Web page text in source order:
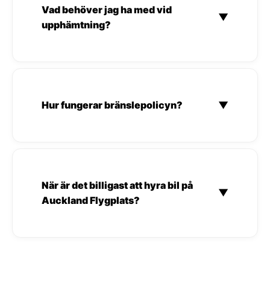
Vad behöver jag ha med vid
upphämtning?
▼
Hur fungerar bränslepolicyn? ▼
När är det billigast att hyra bil på
Auckland Flygplats?
▼